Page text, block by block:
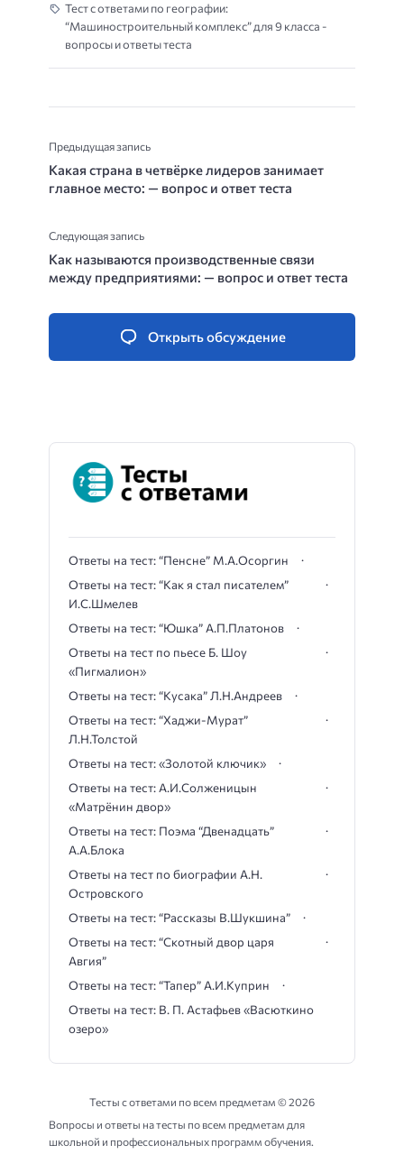
Тест с ответами по географии:
“Машиностроительный комплекс” для 9 класса -
вопросы и ответы теста
Предыдущая запись
Какая страна в четвёрке лидеров занимает
главное место: — вопрос и ответ теста
Следующая запись
Как называются производственные связи
между предприятиями: — вопрос и ответ теста
Открыть обсуждение
Ответы на тест: “Пенсне” М.А.Осоргин
Ответы на тест: “Как я стал писателем”
И.С.Шмелев
Ответы на тест: “Юшка” А.П.Платонов
Ответы на тест по пьесе Б. Шоу
«Пигмалион»
Ответы на тест: “Кусака” Л.Н.Андреев
Ответы на тест: “Хаджи-Мурат”
Л.Н.Толстой
Ответы на тест: «Золотой ключик»
Ответы на тест: А.И.Солженицын
«Матрёнин двор»
Ответы на тест: Поэма “Двенадцать”
А.А.Блока
Ответы на тест по биографии А.Н.
Островского
Ответы на тест: “Рассказы В.Шукшина”
Ответы на тест: “Скотный двор царя
Авгия”
Ответы на тест: “Тапер” А.И.Куприн
Ответы на тест: В. П. Астафьев «Васюткино
озеро»
Тесты с ответами по всем предметам ©2026
Вопросы и ответы на тесты по всем предметам для
школьной и профессиональных программ обучения.